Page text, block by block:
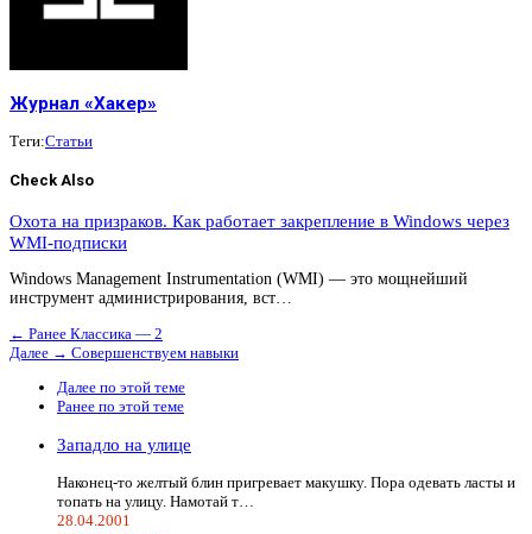
Журнал «Хакер»
Теги:Статьи
Check Also
Охота на призраков. Как работает закрепление в Windows через
WMI-подписки
Windows Management Instrumentation (WMI) — это мощнейший
инструмент администрирования, вст…
← Ранее Классика — 2
Далее → Совершенствуем навыки
Далее по этой теме
Ранее по этой теме
Западло на улице
Наконец-то желтый блин пригревает макушку. Пора одевать ласты и
топать на улицу. Намотай т…
28.04.2001